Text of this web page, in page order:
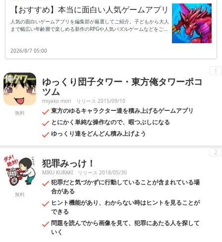
【おすすめ】本当に面白い人気ゲームアプリ
人気の面白いゲームアプリを編集部が厳選してご紹介。子どもから大人
まで幅広い年齢層で楽しめる新作のRPGや人気パズルゲームなどをご紹
2026/8/7 05:00
無料
ゆっくり団子タワー・東方俺タワーポコ
ツム
miyako mori リリース 2015/09/10
東方のゆるキャラクター達を積み上げるゲームアプリ
とにかく単純な操作なので、暇つぶしになる
ゆっくり達をどんどん積み上げよう
1
無料
犯罪みっけ！
MIKU KURAKI リリース 2018/05/30
犯罪だと気づかずに行動していることが含まれている場
合がある
ヒント機能があり、わからない時はヒントを見ることが
できる
問題を読んでから画像を見て、犯罪にあたる人を探して
いく
2